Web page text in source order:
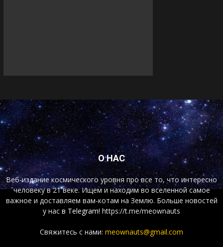
О НАС
Веб-издание космического уровня про все то, что интересно
человеку в 21 веке. Ищем и находим во вселенной самое
важное и доставляем вам-котам на Землю. Больше новостей
у нас в Telegram! https://t.me/meownauts
Свяжитесь с нами: meownauts@gmail.com